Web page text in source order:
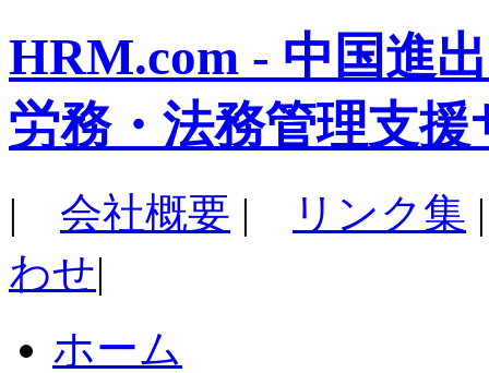
HRM.com - 中国進
労務・法務管理支援
| 会社概要 | リンク集
わせ|
ホーム